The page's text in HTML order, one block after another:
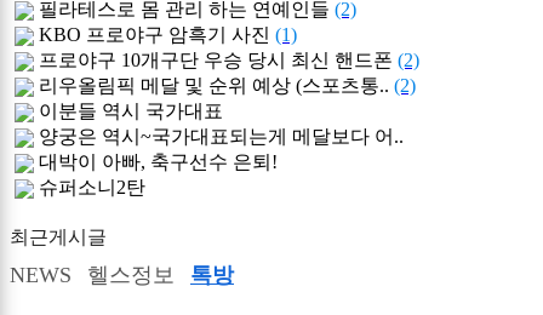
필라테스로 몸 관리 하는 연예인들 (2)
KBO 프로야구 암흑기 사진 (1)
프로야구 10개구단 우승 당시 최신 핸드폰 (2)
리우올림픽 메달 및 순위 예상 (스포츠통.. (2)
이분들 역시 국가대표
양궁은 역시~국가대표되는게 메달보다 어..
대박이 아빠, 축구선수 은퇴!
슈퍼소니2탄
최근게시글
NEWS 헬스정보 톡방